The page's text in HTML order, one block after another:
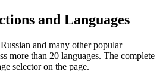
and Languages
and many other popular
more than 20 languages. The complete
selector on the page.